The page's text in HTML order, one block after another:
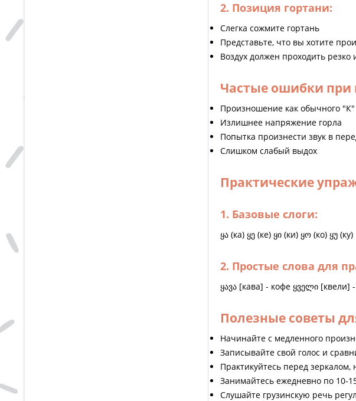
2. Позиция гортани:
Слегка сожмите гортань
Представьте, что вы хотите
Воздух должен проходить резко
Частые ошибки
Произношение как обычного "К"
Излишнее напряжение горла
Попытка произнести звук в
Слишком слабый выдох
Практические
1. Базовые слоги:
ყა (ка) ყე (ке) ყი (ки) ყო (ко) ყუ (ку)
2. Простые слова для
ყავა [кава] - кофе ყველი [квели]
Полезные советы
Начинайте с медленного
Записывайте свой голос и
Практикуйтесь перед
Занимайтесь ежедневно по 10-
Слушайте грузинскую речь